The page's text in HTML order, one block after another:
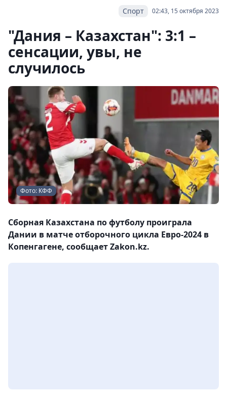
02:43, 15 октября 2023
Спорт
"Дания – Казахстан": 3:1 –
сенсации, увы, не
случилось
Фото: КФФ
Сборная Казахстана по футболу проиграла
Дании в матче отборочного цикла Евро-2024 в
Копенгагене, сообщает Zakon.kz.